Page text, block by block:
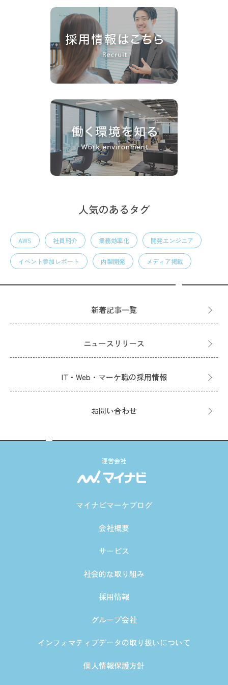
人気のあるタグ
AWS 社員紹介 業務効率化 開発エンジニア
イベント参加レポート 内製開発 メディア掲載
新着記事一覧
ニュースリリース
IT・Web・マーケ職の採用情報
お問い合わせ
運営会社
マイナビマーケブログ
会社概要
サービス
社会的な取り組み
採用情報
グループ会社
インフォマティブデータの取り扱いについて
個人情報保護方針